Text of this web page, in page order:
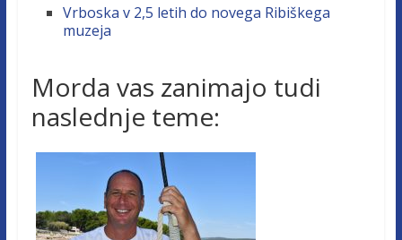
Vrboska v 2,5 letih do novega Ribiškega
muzeja
Morda vas zanimajo tudi
naslednje teme: